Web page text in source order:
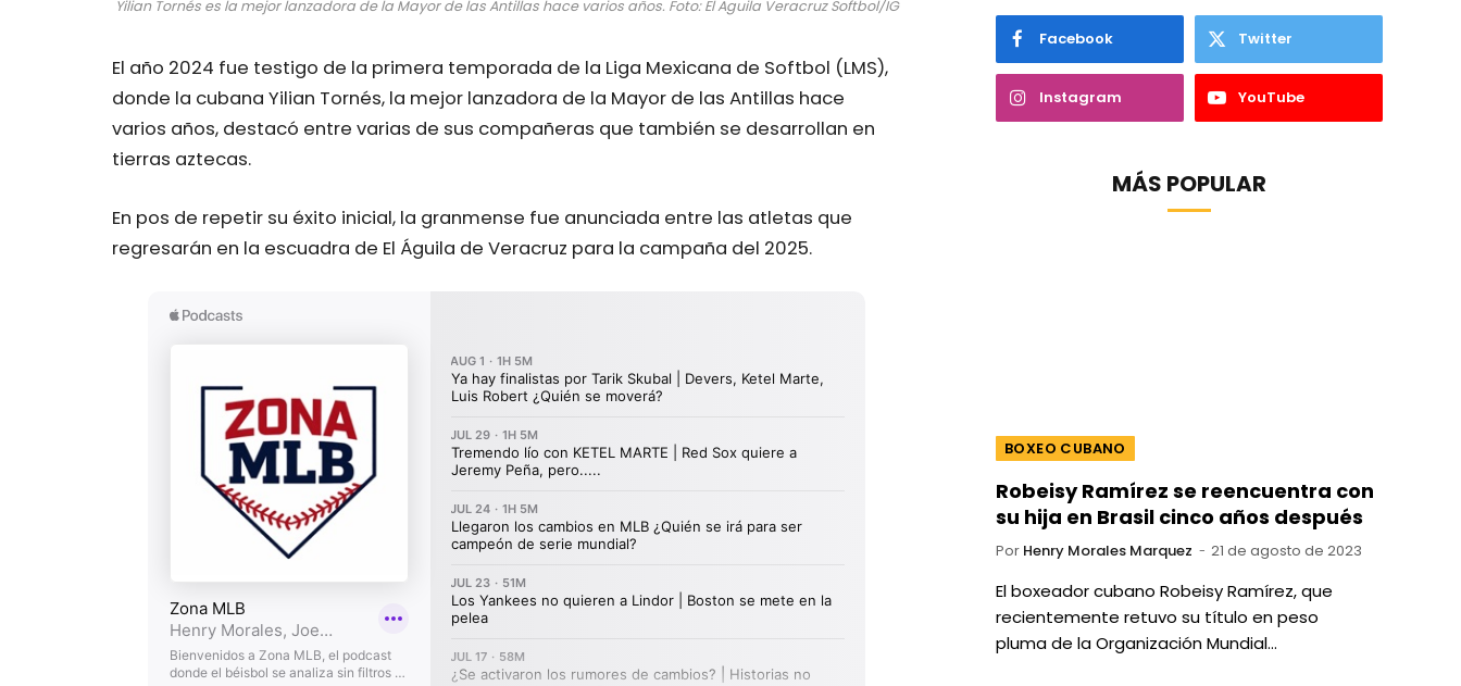
Yilian Tornés es la mejor lanzadora de la Mayor de las Antillas hace varios años. Foto: El Aguila Veracruz Softbol/IG
El año 2024 fue testigo de la primera temporada de la Liga Mexicana de Softbol (LMS),
donde la cubana Yilian Tornés, la mejor lanzadora de la Mayor de las Antillas hace
varios años, destacó entre varias de sus compañeras que también se desarrollan en
tierras aztecas.
En pos de repetir su éxito inicial, la granmense fue anunciada entre las atletas que
regresarán en la escuadra de El Águila de Veracruz para la campaña del 2025.
Facebook Twitter
Instagram YouTube
MÁS POPULAR
BOXEO CUBANO
Robeisy Ramírez se reencuentra con
su hija en Brasil cinco años después
Por Henry Morales Marquez 21 de agosto de 2023
El boxeador cubano Robeisy Ramírez, que
recientemente retuvo su título en peso
pluma de la Organización Mundial…